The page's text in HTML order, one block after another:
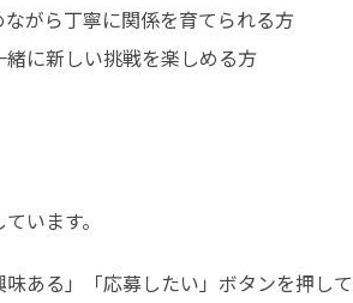
がら丁寧に関係を育てられる方
に新しい挑戦を楽しめる方
います。
ある」「応募したい」ボタンを押し